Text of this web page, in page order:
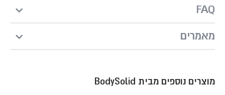
FAQ
מאמרים
מוצרים נוספים מבית BodySolid